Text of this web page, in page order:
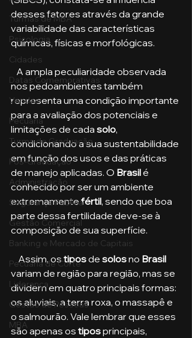
Turmas de MBA
Psicologia
Cidades
Datas Comemorativas
Vendas
Pecuária
Turma de Graduação
Pós-Graduação
Administração
Segurança Publica
Gestão Comercial
Banking e Mercado de Capitais
Pecuária de Corte
Liderança
Gestão de Pessoas
MBA
desses fatores através da grande
variabilidade das características
químicas, físicas e morfológicas.
nos pedoambientes também
representa uma condição importante
para a avaliação dos potenciais e
limitações de cada solo,
condicionando a sua sustentabilidade
em função dos usos e das práticas
de manejo aplicadas. O Brasil é
conhecido por ser um ambiente
extremamente fértil, sendo que boa
parte dessa fertilidade deve-se à
composição de sua superfície.
    Assim, os
tipos de solos no Brasil
variam de região para região, mas se
dividem em quatro principais formas:
os aluviais, a terra roxa, o massapê e
o salmourão. Vale lembrar que esses
são apenas os tipos principais,